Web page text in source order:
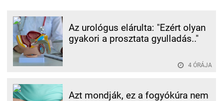
Az urológus elárulta: "Ezért olyan
gyakori a prosztata gyulladás.."
4 ÓRÁJA
Azt mondják, ez a fogyókúra nem